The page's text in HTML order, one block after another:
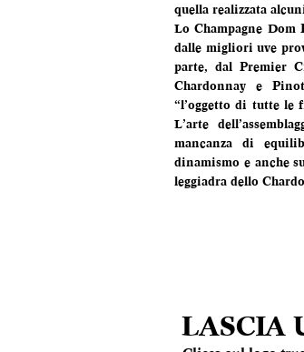
quella realizzata
Lo Champagne
dalle migliori uve
parte, dal Premier
Chardonnay e
“l’oggetto di tutte
L’arte
mancanza di
dinamismo e anche
leggiadra dello
LASCIA